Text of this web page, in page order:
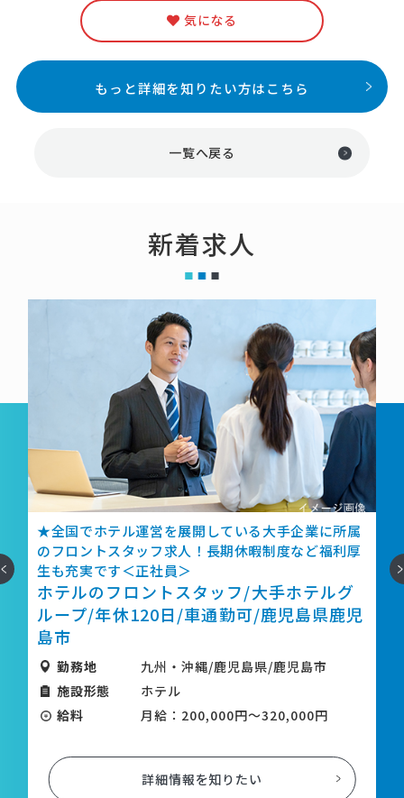
気になる
もっと詳細を知りたい方はこちら
一覧へ戻る
新着求人
★全国でホテル運営を展開している大手企業に所属
のフロントスタッフ求人！長期休暇制度など福利厚
生も充実です＜正社員＞
ホテルのフロントスタッフ/大手ホテルグ
ループ/年休120日/車通勤可/鹿児島県鹿児
島市
勤務地
九州・沖縄/鹿児島県/鹿児島市
施設形態
ホテル
給料
月給：200,000円～320,000円
詳細情報を知りたい
次